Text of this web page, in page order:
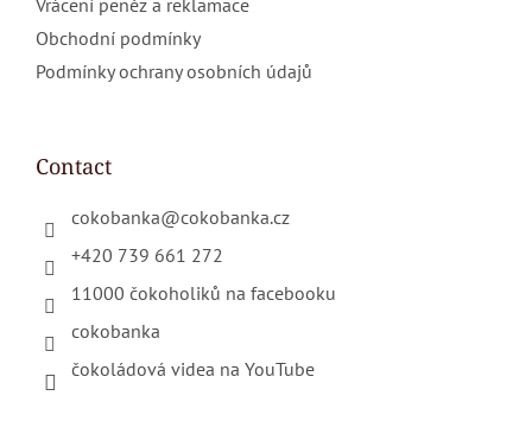
Vrácení peněz a reklamace
Obchodní podmínky
Podmínky ochrany osobních údajů
Contact
cokobanka@cokobanka.cz
+420 739 661 272
11000 čokoholiků na facebooku
cokobanka
čokoládová videa na YouTube